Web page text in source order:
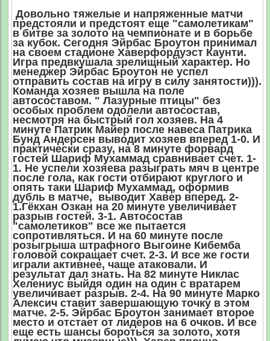
Довольно тяжелые и напряженные матчи
предстояли и предстоят еще "самолетикам"
в битве за золото на чемпионате и в борьбе
за кубок. Сегодня Эйрбас Броутон принимал
на своем стадионе Хаверфордуэст Каунти.
Игра предвкушала зрелищный характер. Но
менеджер Эйрбас Броутон не успел
отправить состав на игру в силу занятости))).
Команда хозяев вышла на поле
автосоставом. " Лазурные птицы" без
особых проблем одолели автосостав,
несмотря на быстрый гол хозяев. На 4
минуте Патрик Майер после навеса Патрика
Бунд Андерсен выводит хозяев вперед 1-0. И
практически сразу, на 8 минуте форвард
гостей Шариф Мухаммад сравнивает счет. 1-
1. Не успели хозяева разыграть мяч в центре
после гола, как гости отбирают круглого и
опять таки Шариф Мухаммад, оформив
дубль в матче, выводит Хавер вперед. 2-
1.Гёкхан Озкан на 20 минуте увеличивает
разрыв гостей. 3-1. Автосостав
"самолетиков" все же пытается
сопротивляться. И на 60 минуте после
розыгрыша штрафного Выгоине Кибемба
головой сокращает счет. 2-3. И все же гости
играли активнее, чаще атаковали. И
результат дал знать. На 82 минуте Никлас
Хелениус выйдя один на один с вратарем
увеличивает разрыв. 2-4. На 90 минуте Марко
Алексич ставит завершающую точку в этом
матче. 2-5. Эйрбас Броутон занимает второе
место и отстает от лидеров на 6 очков. И все
еще есть шансы бороться за золото, хотя